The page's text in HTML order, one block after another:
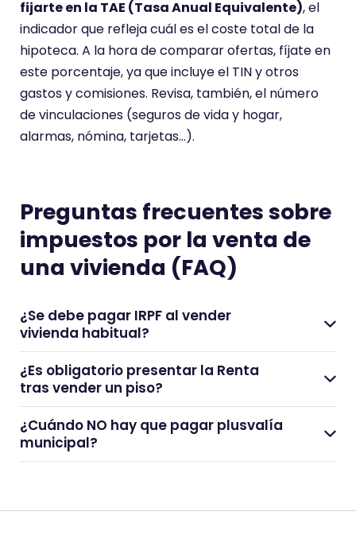
fijarte en la TAE (Tasa Anual Equivalente), el
indicador que refleja cuál es el coste total de la
hipoteca. A la hora de comparar ofertas, fíjate en
este porcentaje, ya que incluye el TIN y otros
gastos y comisiones. Revisa, también, el número
de vinculaciones (seguros de vida y hogar,
alarmas, nómina, tarjetas…).
Preguntas frecuentes sobre
impuestos por la venta de
una vivienda (FAQ)
¿Se debe pagar IRPF al vender
vivienda habitual?
¿Es obligatorio presentar la Renta
tras vender un piso?
¿Cuándo NO hay que pagar plusvalía
municipal?